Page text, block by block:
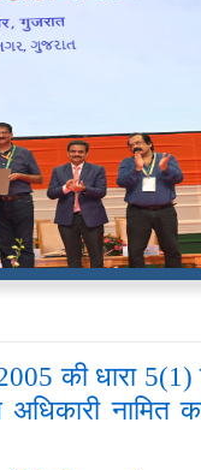
की धारा
अधिकारी